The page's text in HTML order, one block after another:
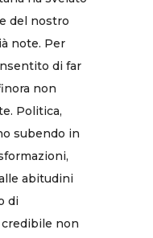
del nostro
note. Per
di far
non
Politica,
subendo in
abitudini
di
non